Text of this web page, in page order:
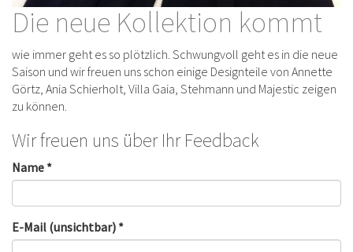
Die neue Kollektion kommt
wie immer geht es so plötzlich. Schwungvoll geht es in die neue
Saison und wir freuen uns schon einige Designteile von Annette
Görtz, Ania Schierholt, Villa Gaia, Stehmann und Majestic zeigen
zu können.
Wir freuen uns über Ihr Feedback
Name *
E-Mail (unsichtbar) *